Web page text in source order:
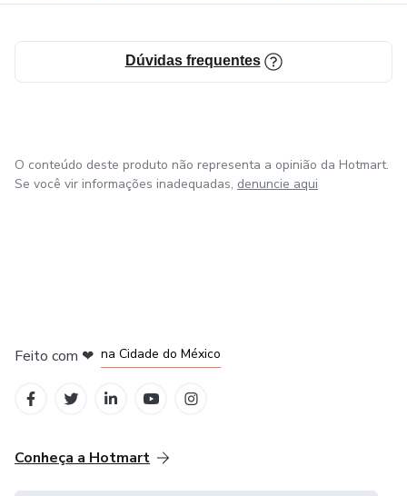
Dúvidas frequentes
O conteúdo deste produto não representa a opinião da Hotmart.
Se você vir informações inadequadas, denuncie aqui
Feito com ❤ na Cidade do México
Conheça a Hotmart